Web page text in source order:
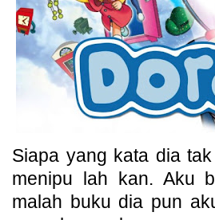
Siapa yang kata dia
menipu lah kan. Aku
malah buku dia pun